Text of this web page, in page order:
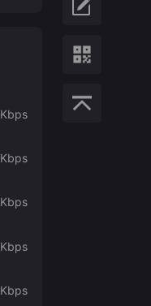
Kbps
Kbps
Kbps
Kbps
Kbps